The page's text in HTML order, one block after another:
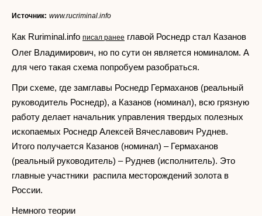
Источник: www.rucriminal.info
Как Ruriminal.info писал ранее главой Роснедр стал Казанов
Олег Владимирович, но по сути он является номиналом. А
для чего такая схема попробуем разобраться.
При схеме, где замглавы Роснедр Гермаханов (реальный
руководитель Роснедр), а Казанов (номинал), всю грязную
работу делает начальник управления твердых полезных
ископаемых Роснедр Алексей Вячеславович Руднев.
Итого получается Казанов (номинал) – Гермаханов
(реальный руководитель) – Руднев (исполнитель). Это
главные участники распила месторождений золота в
России.
Немного теории